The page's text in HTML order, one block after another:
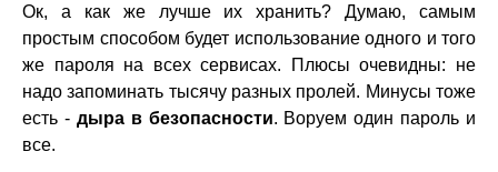
Ок, а как же лучше их хранить? Думаю, самым
простым способом будет использование одного и того
же пароля на всех сервисах. Плюсы очевидны: не
надо запоминать тысячу разных пролей. Минусы тоже
есть - дыра в безопасности. Воруем один пароль и
все.